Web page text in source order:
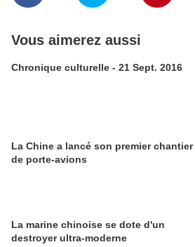
Vous aimerez aussi
Chronique culturelle - 21 Sept. 2016
La Chine a lancé son premier chantier
de porte-avions
La marine chinoise se dote d'un
destroyer ultra-moderne